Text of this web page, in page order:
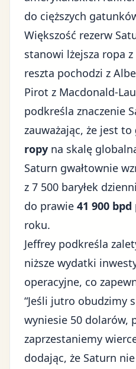
do cięższych
Większość rezerw
stanowi lżejsza ropa
reszta pochodzi z
Pirot z Macdonald-
podkreśla znaczenie
zauważając, że jest to
ropy na skalę
Saturn gwałtownie
z 7 500 baryłek
do prawie 41 900 bpd
roku.
Jeffrey podkreśla
niższe wydatki
operacyjne, co
“Jeśli jutro obudzimy
wyniesie 50 dolarów,
zaprzestaniemy
dodając, że Saturn